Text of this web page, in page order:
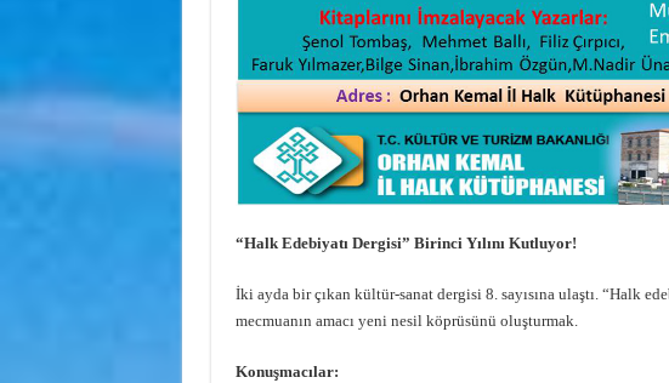
“Halk Edebiyatı Dergisi” Birinci Yılını Kutluyor!
İki ayda bir çıkan kültür-sanat dergisi 8. sayısına ulaştı. “Halk
mecmuanın amacı yeni nesil köprüsünü oluşturmak.
Konuşmacılar: